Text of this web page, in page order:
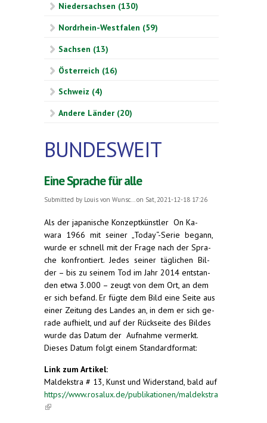
Niedersachsen (130)
Nordrhein-Westfalen (59)
Sachsen (13)
Österreich (16)
Schweiz (4)
Andere Länder (20)
BUNDESWEIT
Eine Sprache für alle
Submitted by Louis von Wunsc...on Sat, 2021-12-18 17:26
Als der japanische Konzeptkünstler On Ka-
wara 1966 mit seiner „Today“-Serie begann,
wurde er schnell mit der Frage nach der Spra-
che konfrontiert. Jedes seiner täglichen Bil-
der – bis zu seinem Tod im Jahr 2014 entstan-
den etwa 3.000 – zeugt von dem Ort, an dem
er sich befand. Er fügte dem Bild eine Seite aus
einer Zeitung des Landes an, in dem er sich ge-
rade aufhielt, und auf der Rückseite des Bildes
wurde das Datum der Aufnahme vermerkt.
Dieses Datum folgt einem Standardformat:
Link zum Artikel:
Maldekstra # 13, Kunst und Widerstand, bald auf
https://www.rosalux.de/publikationen/maldekstra
(link is external)